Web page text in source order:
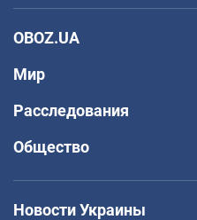
OBOZ.UA
Мир
Расследования
Общество
Новости Украины